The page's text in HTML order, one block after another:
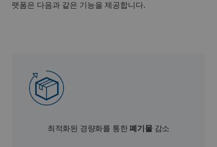
랫폼은 다음과 같은 기능을 제공합니다.
최적화된 경량화를 통한폐기물감소